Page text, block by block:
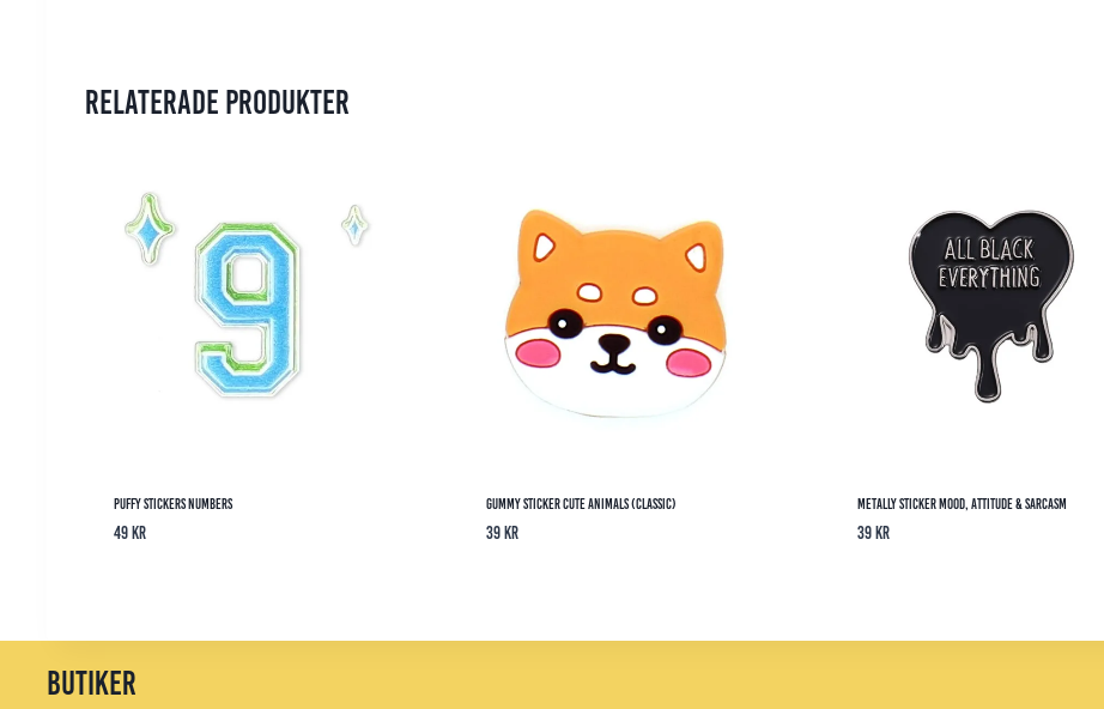
Relaterade produkter
Puffy Stickers Numbers
49 kr
Gummy Sticker Cute Animals (Classic)
39 kr
Metally Sticker Mood, Attitude & Sarcasm
39 kr
butiker